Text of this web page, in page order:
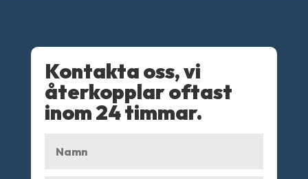
Kontakta oss, vi
återkopplar oftast
inom 24 timmar.